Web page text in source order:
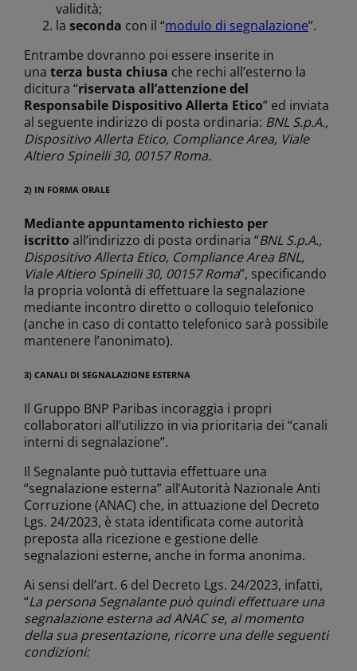
validità;
la seconda con il “modulo di segnalazione”.
Entrambe dovranno poi essere inserite in
una terza busta chiusa che rechi all’esterno la
dicitura “riservata all’attenzione del
Responsabile Dispositivo Allerta Etico” ed inviata
al seguente indirizzo di posta ordinaria: BNL S.p.A.,
Dispositivo Allerta Etico, Compliance Area, Viale
Altiero Spinelli 30, 00157 Roma.
2) IN FORMA ORALE
Mediante appuntamento richiesto per
iscritto all’indirizzo di posta ordinaria “BNL S.p.A.,
Dispositivo Allerta Etico, Compliance Area BNL,
Viale Altiero Spinelli 30, 00157 Roma”, specificando
la propria volontà di effettuare la segnalazione
mediante incontro diretto o colloquio telefonico
(anche in caso di contatto telefonico sarà possibile
mantenere l’anonimato).
3) CANALI DI SEGNALAZIONE ESTERNA
Il Gruppo BNP Paribas incoraggia i propri
collaboratori all’utilizzo in via prioritaria dei “canali
interni di segnalazione”.
Il Segnalante può tuttavia effettuare una
“segnalazione esterna” all’Autorità Nazionale Anti
Corruzione (ANAC) che, in attuazione del Decreto
Lgs. 24/2023, è stata identificata come autorità
preposta alla ricezione e gestione delle
segnalazioni esterne, anche in forma anonima.
Ai sensi dell’art. 6 del Decreto Lgs. 24/2023, infatti,
“La persona Segnalante può quindi effettuare una
segnalazione esterna ad ANAC se, al momento
della sua presentazione, ricorre una delle seguenti
condizioni: